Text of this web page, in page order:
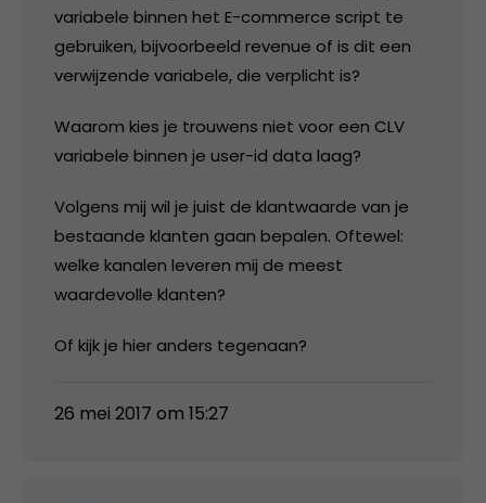
variabele binnen het E-commerce script te
gebruiken, bijvoorbeeld revenue of is dit een
verwijzende variabele, die verplicht is?
Waarom kies je trouwens niet voor een CLV
variabele binnen je user-id data laag?
Volgens mij wil je juist de klantwaarde van je
bestaande klanten gaan bepalen. Oftewel:
welke kanalen leveren mij de meest
waardevolle klanten?
Of kijk je hier anders tegenaan?
26 mei 2017 om 15:27